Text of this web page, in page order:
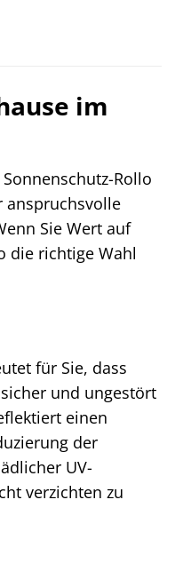
im
Rollo
anspruchsvolle
Sie Wert auf
die richtige Wahl
für Sie, dass
und ungestört
einen
der
UV-
verzichten zu